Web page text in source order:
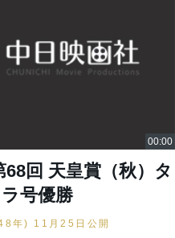
68回 天皇賞（秋）タ
号優勝
年) 11月25日公開